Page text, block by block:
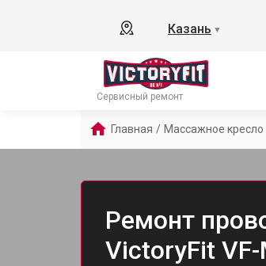
Казань ▼
Сервисный ремонт
Главная / Массажное кресло
Ремонт
VictoryFit